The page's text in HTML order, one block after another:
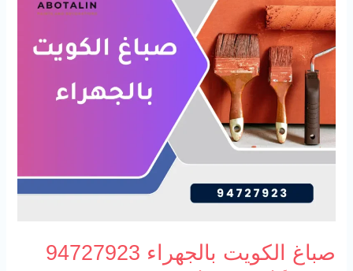
صباغ الكويت بالجهراء 94727923
بالجهراء
94727923